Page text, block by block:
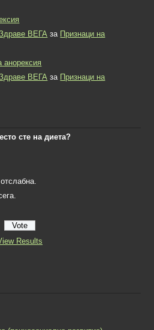
ВЕГА за Признаци на
анорексия
ВЕГА за Признаци на
сте на диета?
Results